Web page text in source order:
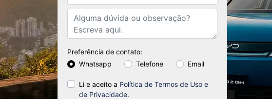
Preferência de contato:
Whatsapp
Telefone Email
Li e aceito a Política de Termos de Uso e
de Privacidade.